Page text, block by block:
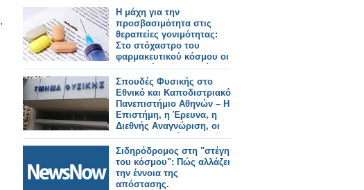
Η μάχη για την
προσβασιμότητα στις
θεραπείες γονιμότητας:
Στο στόχαστρο του
φαρμακευτικού κόσμου οι
πρακτικές της εταιρείας
Merck
Σπουδές Φυσικής στο
Εθνικό και Καποδιστριακό
Πανεπιστήμιο Αθηνών – Η
Επιστήμη, η Έρευνα, η
Διεθνής Αναγνώριση, οι
Επαγγελματικές
Προοπτικές
Σιδηρόδρομος στη "στέγη
του κόσμου": Πώς αλλάζει
την έννοια της
απόστασης.